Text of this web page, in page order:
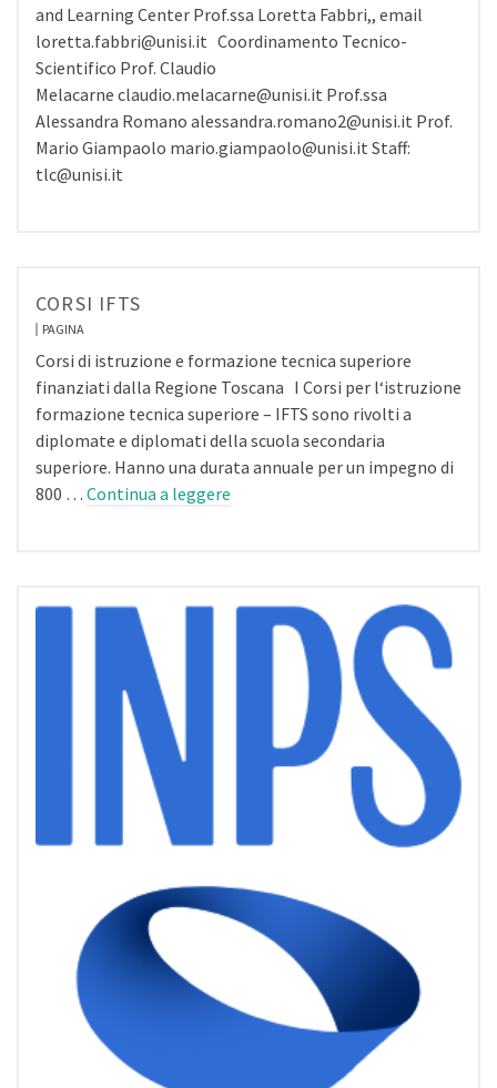
and Learning Center Prof.ssa Loretta Fabbri,, email
loretta.fabbri@unisi.it Coordinamento Tecnico-
Scientifico Prof. Claudio
Melacarne claudio.melacarne@unisi.it Prof.ssa
Alessandra Romano alessandra.romano2@unisi.it Prof.
Mario Giampaolo mario.giampaolo@unisi.it Staff:
tlc@unisi.it
CORSI IFTS
PAGINA
Corsi di istruzione e formazione tecnica superiore
finanziati dalla Regione Toscana I Corsi per l‘istruzione
formazione tecnica superiore – IFTS sono rivolti a
diplomate e diplomati della scuola secondaria
superiore. Hanno una durata annuale per un impegno di
800 … Continua a leggere